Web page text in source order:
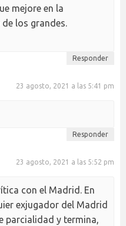
mejore en la
los grandes.
Responder
23 agosto, 2021 a las 5:41 pm
Responder
23 agosto, 2021 a las 5:52 pm
con el Madrid. En
exjugador del Madrid
parcialidad y termina,